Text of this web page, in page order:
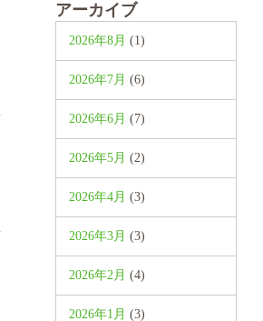
アーカイブ
2026年8月 (1)
2026年7月 (6)
2026年6月 (7)
2026年5月 (2)
2026年4月 (3)
2026年3月 (3)
2026年2月 (4)
2026年1月 (3)